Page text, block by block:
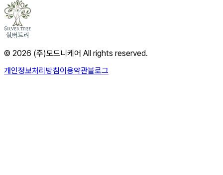
© 2026 (주)모드니케어 All rights reserved.
개인정보처리방침이용약관블로그